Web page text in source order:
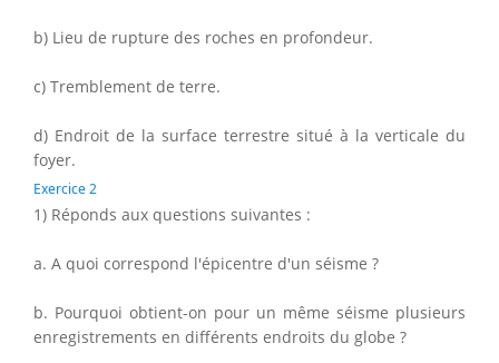
b) Lieu de rupture des roches en profondeur.
c) Tremblement de terre.
d) Endroit de la surface terrestre situé à la verticale du
foyer.
Exercice 2
1) Réponds aux questions suivantes :
a. A quoi correspond l'épicentre d'un séisme ?
b. Pourquoi obtient-on pour un même séisme plusieurs
enregistrements en différents endroits du globe ?